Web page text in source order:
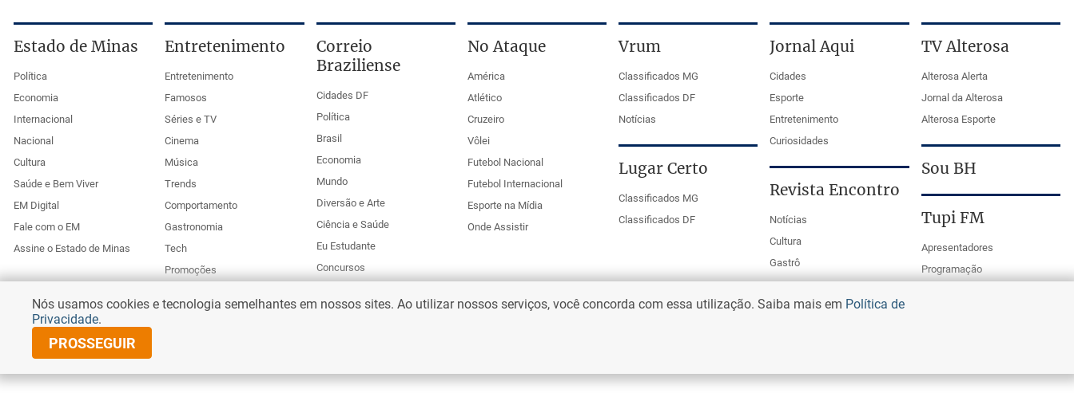
Estado de Minas
Política
Economia
Internacional
Nacional
Cultura
Saúde e Bem Viver
EM Digital
Fale com o EM
Assine o Estado de Minas
Entretenimento
Entretenimento
Famosos
Séries e TV
Cinema
Música
Trends
Comportamento
Gastronomia
Tech
Promoções
Anuncie no Uai
Correio
Braziliense
Cidades DF
Política
Brasil
Economia
Mundo
Diversão e Arte
Ciência e Saúde
Eu Estudante
Concursos
No Ataque
América
Atlético
Cruzeiro
Vôlei
Futebol Nacional
Futebol Internacional
Esporte na Mídia
Onde Assistir
Vrum
Classificados MG
Classificados DF
Notícias
Lugar Certo
Classificados MG
Classificados DF
Jornal Aqui
Cidades
Esporte
Entretenimento
Curiosidades
Revista Encontro
Notícias
Cultura
Gastrô
TV Alterosa
Alterosa Alerta
Jornal da Alterosa
Alterosa Esporte
Sou BH
Tupi FM
Apresentadores
Programação
© Copyright 2025 Diários Associados
Nós usamos cookies e tecnologia semelhantes em nossos sites. Ao utilizar nossos serviços, você concorda com essa utilização. Saiba mais em Política de
Privacidade.
PROSSEGUIR